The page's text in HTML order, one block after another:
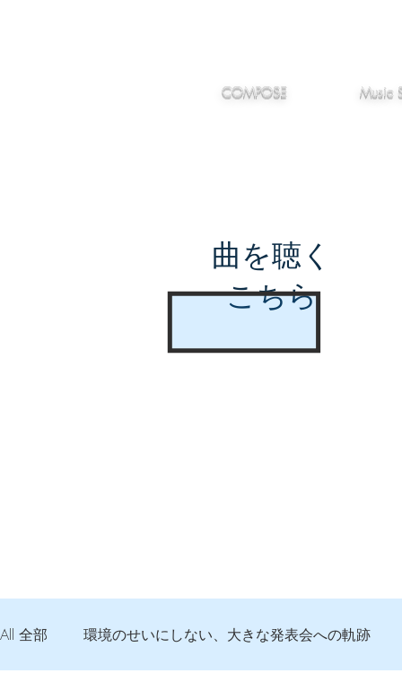
COMPOSE Music
曲を聴く
こちら
All 全部 環境のせいにしない、大きな発表会への軌跡